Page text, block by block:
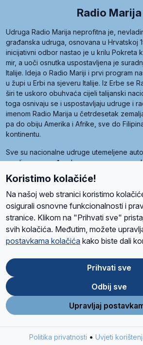
Radio Marija
Udruga Radio Marija neprofitna je,
građanska udruga, osnovana u Hrvatskoj
inicijativni odbor nastao je u krilu Pokreta
mir, a uoči osnutka uspostavljena je
Italije. Ideja o Radio Mariji i prvi program
u župi u Erbi na sjeveru Italije. Iz Erbe se
širi te uskoro obuhvaća cijeli talijanski
toga osnivaju se i uspostavljaju udruge i
imenom Radio Marija u četrdesetak
pa do obiju Amerika i Afrike, sve do
kontinentu.
Sve su nacionalne udruge utemeljene
zemljama, a međusobna su povezane
pod nazivom Svjetska obitelj Radio Marije
Radio Maria). Svjetsku obitelj utemeljilo je
kojima je i hrvatska Udruga Radio Marija.
O namaRadio ProgramVolonteriPrijatelji
Ova stranica je zaštićena Google
Store
Google
Play
Koristimo kolačiće!
Na našoj web stranici koristimo
osigurali osnovne funkcionalnosti i
stranice. Klikom na "Prihvati sve"
svih kolačića. Međutim, možete
postavkama kolačića kako biste dali
Prihvati sve
Odbij sve
Upravljaj
Politika privatnosti • Uvjeti